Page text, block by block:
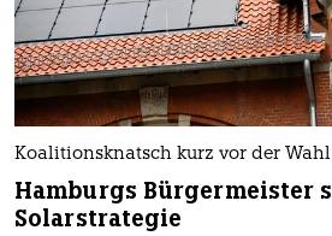
Koalitionsknatsch kurz vor der Wahl
Hamburgs Bürgermeister
Solarstrategie